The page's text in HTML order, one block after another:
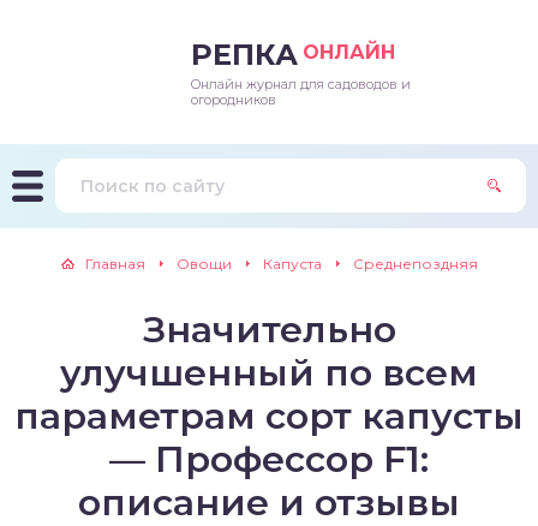
РЕПКА ОНЛАЙН
Онлайн журнал для садоводов и
огородников
Главная Овощи Капуста Среднепоздняя
Значительно
улучшенный по всем
параметрам сорт капусты
— Профессор F1:
описание и отзывы
и подкормки